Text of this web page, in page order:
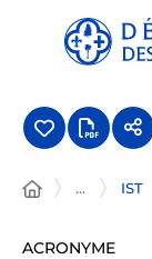
Panneau de
... IST
ACRONYME